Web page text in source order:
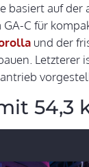
basiert auf der
C für
und der
Letzterer
54,3